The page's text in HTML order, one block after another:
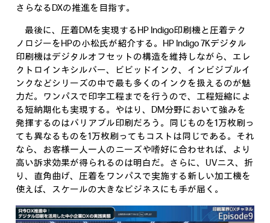
さらなるDXの推進を目指す。
最後に、圧着DMを実現するHP Indigo印刷機と圧着テク
ノロジーをHPの小松氏が紹介する。HP Indigo 7Kデジタル
印刷機はデジタルオフセットの構造を維持しながら、エレ
クトロインキシルバー、ビビッドインク、インビジブルイ
ンクなどシリーズの中で最も多くのインクを扱えるのが魅
力だ。ワンパスで印字工程までを行うので、工程短縮によ
る短納期化も実現する。やはり、DM分野において強みを
発揮するのはバリアブル印刷だろう。同じものを1万枚刷っ
ても異なるものを1万枚刷ってもコストは同じである。それ
なら、お客様一人一人のニーズや嗜好に合わせれば、より
高い訴求効果が得られるのは明白だ。さらに、UVニス、折
り、直角曲げ、圧着をワンパスで実施する新しい加工機を
使えば、スケールの大きなビジネスにも手が届く。